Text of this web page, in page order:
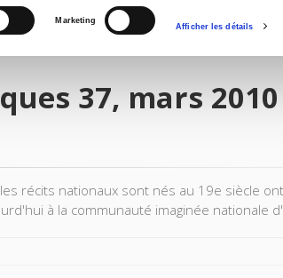
Marketing
Afficher les détails
37, mars 2010
récits nationaux sont nés au 19e siècle
à la communauté imaginée nationale